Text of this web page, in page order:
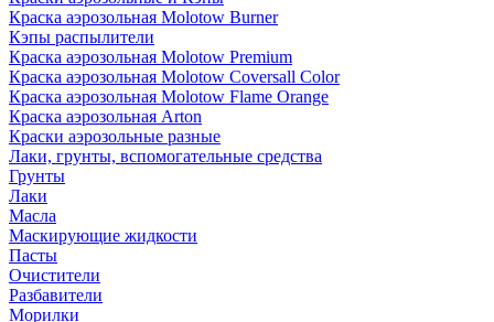
Краска аэрозольная Molotow Burner
Кэпы распылители
Краска аэрозольная Molotow Premium
Краска аэрозольная Molotow Coversall Color
Краска аэрозольная Molotow Flame Orange
Краска аэрозольная Arton
Краски аэрозольные разные
Лаки, грунты, вспомогательные средства
Грунты
Лаки
Масла
Маскирующие жидкости
Пасты
Очистители
Разбавители
Морилки